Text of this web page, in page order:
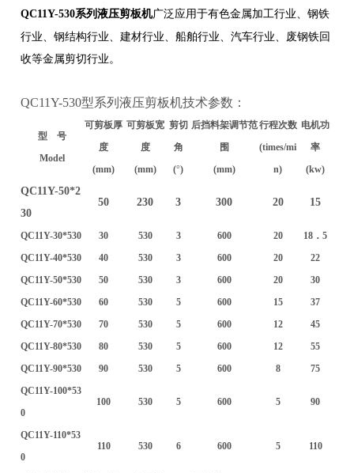
QC11Y-530系列液压剪板机广泛应用于有色金属加工行业、钢铁
行业、钢结构行业、建材行业、船舶行业、汽车行业、废钢铁回
收等金属剪切行业。
QC11Y-530型系列液压剪板机技术参数：
型 号
Model
可剪板厚
度
(mm)
可剪板宽
度
(mm)
剪切
角
(°)
后挡料架调节范
围
(mm)
行程次数
(times/mi
n)
电机功
率
(kw)
QC11Y-50*2
30
50 230 3 300 20 15
QC11Y-30*530 30 530 3 600 20
18．5
QC11Y-40*530
40 530 3 600 20
22
QC11Y-50*530
50 530 3 600 20
30
QC11Y-60*530
60 530 5 600 15
37
QC11Y-70*530
70 530 5 600 12
45
QC11Y-80*530
80 530 5 600 12
55
QC11Y-90*530
90 530 5 600 8
75
QC11Y-100*53
0
100 530 5 600 5 90
QC11Y-110*53
0
110 530 6 600 5 110